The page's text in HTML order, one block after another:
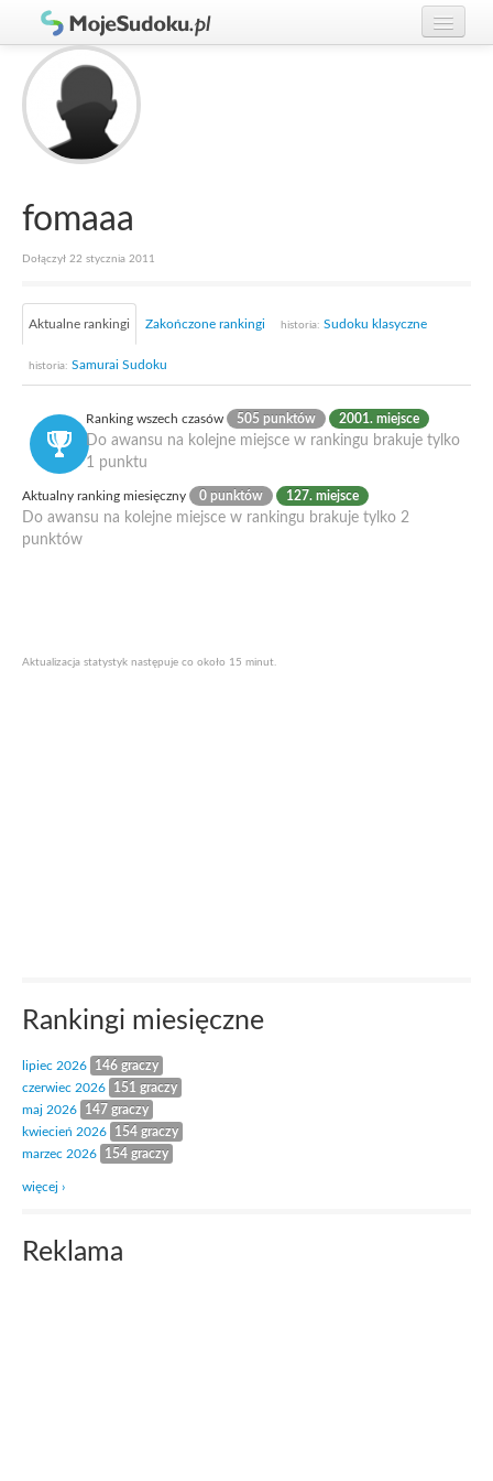
Graj w Sudoku!
Zasady Sudoku
Rankingi
Gracze
fomaaa
Dołączył 22 stycznia 2011
Aktualne rankingi Zakończone rankingi historia: Sudoku klasyczne
historia: Samurai Sudoku
Ranking wszech czasów 505 punktów 2001. miejsce
Do awansu na kolejne miejsce w rankingu brakuje tylko
1 punktu
Aktualny ranking miesięczny 0 punktów 127. miejsce
Do awansu na kolejne miejsce w rankingu brakuje tylko 2
punktów
Aktualizacja statystyk następuje co około 15 minut.
Rankingi miesięczne
lipiec 2026
146 graczy
czerwiec 2026
151 graczy
maj 2026
147 graczy
kwiecień 2026
154 graczy
marzec 2026
154 graczy
więcej ›
Reklama